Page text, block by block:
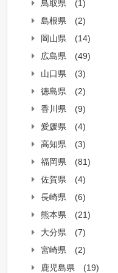
鳥取県
(1)
島根県
(2)
岡山県
(14)
広島県
(49)
山口県
(3)
徳島県
(2)
香川県
(9)
愛媛県
(4)
高知県
(3)
福岡県
(81)
佐賀県
(4)
長崎県
(6)
熊本県
(21)
大分県
(7)
宮崎県
(2)
鹿児島県
(19)